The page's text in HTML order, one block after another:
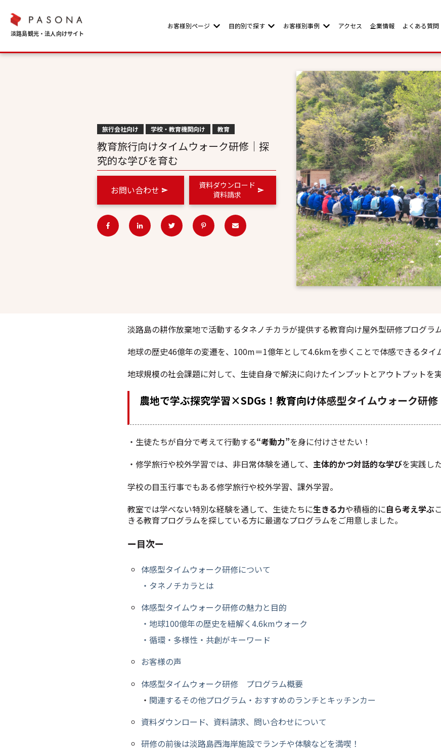
お客様別ページ Show submenu for お客様別ページ
目的別で探す Show submenu for 目的別で探す
お客様別事例 Show submenu for お客様別事例
アクセス 企業情報 よくある質問
旅行会社向け 学校・教育機関向け 教育
教育旅行向けタイムウォーク研修｜探
究的な学びを育む
お問い合わせ
資料ダウンロード
資料請求
淡路島の耕作放棄地で活動するタネノチカラが提供する教育向け屋外型研修プログラム
地球の歴史46億年の変遷を、100m＝1億年として4.6kmを歩くことで体感できるタイ
地球規模の社会課題に対して、生徒自身で解決に向けたインプットとアウトプットを
農地で学ぶ探究学習×SDGs！教育向け体感型タイムウォーク研修
・ 生徒たちが自分で考えて行動する“考動力”を身に付けさせたい ！
・修学旅行や校外学習では、非日常体験を通して、 主体的かつ対話的な学びを実践し
学校の目玉行事でもある修学旅行や校外学習、課外学習。
教室では学べない特別な経験を通して、生徒たちに生きる力や積極的に自ら考え学ぶ
きる教育プログラムを探している方に最適なプログラムをご用意しました。
ー目次ー
体感型タイムウォーク研修について
・タネノチカラとは
体感型タイムウォーク研修の魅力と目的
・地球100億年の歴史を紐解く4.6kmウォーク
・循環・多様性・共創がキーワード
お客様の声
体感型タイムウォーク研修 プログラム概要
・ 関連するその他プログラム・おすすめのランチとキッチンカー
資料ダウンロード、資料請求、問い合わせについて
研修の前後は淡路島西海岸施設でランチや体験などを満喫！